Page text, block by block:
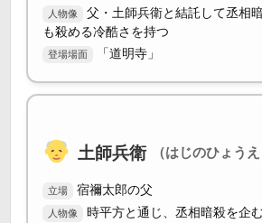
人物像
父・土師兵衛と結託して丞相
も殺める冷酷さを持つ
登場場面 「道明寺」
土師兵衛 （はじのひょうえ
立場 宿禰太郎の父
人物像 時平方と通じ、丞相暗殺を企